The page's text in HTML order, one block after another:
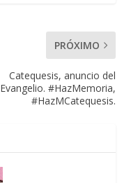
PRÓXIMO
Catequesis, anuncio del
Evangelio. #HazMemoria,
#HazMCatequesis.